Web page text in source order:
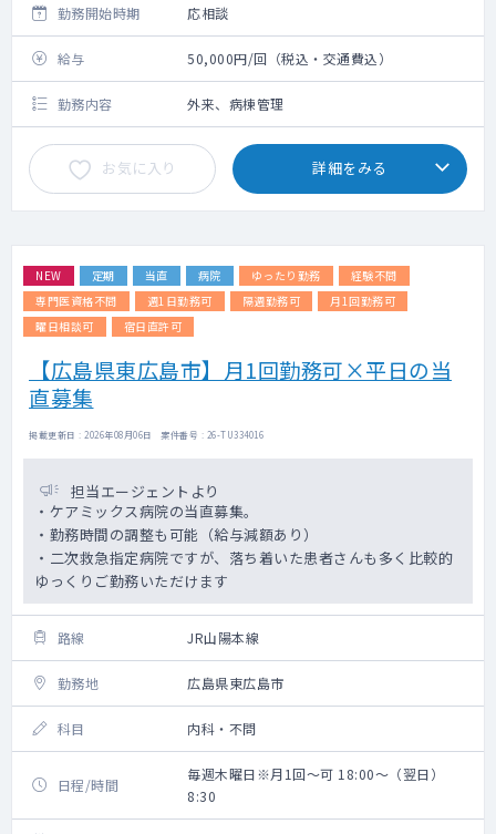
勤務開始時期 応相談
給与 50,000円/回（税込・交通費込）
勤務内容 外来、病棟管理
お気に入り 詳細をみる
NEW 定期 当直 病院 ゆったり勤務
経験不問
専門医資格不問
週1日勤務可 隔週勤務可
月1回勤務可
曜日相談可
宿日直許可
【広島県東広島市】月1回勤務可×平日の当
直募集
掲載更新日 : 2026年08月06日 案件番号 : 26-TU334016
担当エージェントより
・ケアミックス病院の当直募集。
・勤務時間の調整も可能（給与減額あり）
・二次救急指定病院ですが、落ち着いた患者さんも多く比較的
ゆっくりご勤務いただけます
路線 JR山陽本線
勤務地 広島県東広島市
科目 内科・不問
日程/時間
毎週木曜日※月1回～可 18:00～（翌日）
8:30